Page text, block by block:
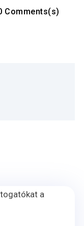
Comments(s)